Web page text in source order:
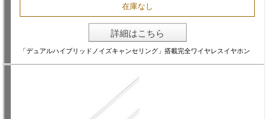
在庫なし
詳細はこちら
「デュアルハイブリッドノイズキャンセリング」搭載完全ワイヤレスイヤホン